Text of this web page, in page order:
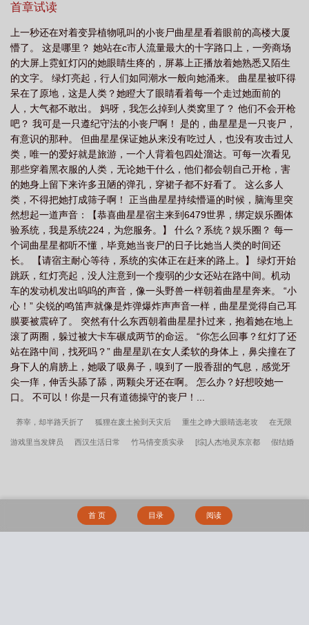
人！江肆化身温柔经纪人，全方位爆改小丧尸，送她上综艺先混个
会累。曲星星：好。于是小明星撸起袖子就是干：做饭？秒了。洗
衣服？放着我来。搬东西？这还不简单。网友1号：想不到曲星星小
小的身躯藏着大大的能量啊。网友2号：这菜烧的，看得我都流口水
了。网友3号：合理怀疑她就一个充电宝。网友4号：这哪里是花
瓶？简直就是不锈钢水杯啊！很快曲星星就收获了一个标签：居家
必备。2曲星星觉得上综艺哪哪都好，就是那影后夏涵清实在是讨
厌，简直就是把嫌弃你这三个字写在了脸上。曲星星：肆肆姐，我
真的有这么蠢吗？为什么她老骂我傻子？江肆：她不喜欢你是她的
问题，星星你别理她。曲星星：好。直到有一天晚上，曲星星发现
自己在夏涵清的床上醒来，嘴里咬着的好像是？夏涵清的手？夏涵
清：这和我没关系，这么多天都是你爬床咬我的，都是你的错。好
吧，这还真是我的错.......3惹不起还躲不过吗？换个宿舍不就行了？
曲星星：姐姐，对不起，我已经申请换宿舍了。可谁能告诉他为什
么夏涵清不乐意了啊!直接锁上了宿舍的门，是要偷偷把她杀了吗?曲
星星举双手投降：姐姐，我很多天没洗澡了，真的不好吃!夏涵清把
她揪回来，圈在墙角，暴力的敲了敲她的脑袋：你的脑袋里都在想
什么？不许走，我们还没扯平，你也给我咬一口。曲星星：谁能告
诉我到底是怎么回事？！于是一头蒙的小丧尸就被告白，推倒，吃
掉了。排雷：受傻傻的，无脑小甜文，不定时抓虫，弃文勿告知。
首章试读
上一秒还在对着变异植物吼叫的小丧尸曲星星看着眼前的高楼大厦
懵了。 这是哪里？ 她站在c市人流量最大的十字路口上，一旁商场
的大屏上霓虹灯闪的她眼睛生疼的，屏幕上正播放着她熟悉又陌生
的文字。 绿灯亮起，行人们如同潮水一般向她涌来。 曲星星被吓得
呆在了原地，这是人类？她瞪大了眼睛看着每一个走过她面前的
人，大气都不敢出。 妈呀，我怎么掉到人类窝里了？ 他们不会开枪
吧？ 我可是一只遵纪守法的小丧尸啊！ 是的，曲星星是一只丧尸，
有意识的那种。 但曲星星保证她从来没有吃过人，也没有攻击过人
类，唯一的爱好就是旅游，一个人背着包四处溜达。可每一次看见
那些穿着黑衣服的人类，无论她干什么，他们都会朝自己开枪，害
的她身上留下来许多丑陋的弹孔，穿裙子都不好看了。 这么多人
类，不得把她打成筛子啊！ 正当曲星星持续懵逼的时候，脑海里突
然想起一道声音：【恭喜曲星星宿主来到6479世界，绑定娱乐圈体
验系统，我是系统224，为您服务。】 什么？系统？娱乐圈？ 每一
个词曲星星都听不懂，毕竟她当丧尸的日子比她当人类的时间还
长。 【请宿主耐心等待，系统的实体正在赶来的路上。】 绿灯开始
跳跃，红灯亮起，没人注意到一个瘦弱的少女还站在路中间。机动
车的发动机发出呜呜的声音，像一头野兽一样朝着曲星星奔来。 “小
心！” 尖锐的鸣笛声就像是炸弹爆炸声声音一样，曲星星觉得自己耳
膜要被震碎了。 突然有什么东西朝着曲星星扑过来，抱着她在地上
滚了两圈，躲过被大卡车碾成两节的命运。 “你怎么回事？红灯了还
站在路中间，找死吗？” 曲星星趴在女人柔软的身体上，鼻尖撞在了
身下人的肩膀上，她吸了吸鼻子，嗅到了一股香甜的气息，感觉牙
尖一痒，伸舌头舔了舔，两颗尖牙还在啊。 怎么办？好想咬她一
口。 不可以！你是一只有道德操守的丧尸！...
养宰，却半路夭折了 狐狸在废土捡到天灾后 重生之睁大眼睛选老攻 在无限
游戏里当发牌员 西汉生活日常 竹马情变质实录 [综]人杰地灵东京都 假结婚
【贞不动】礼服与甘酒 和死对头开毛茸茸园林后
首 页 目录 阅读